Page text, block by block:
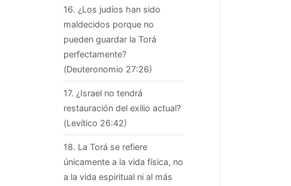
16. ¿Los judíos han sido
maldecidos porque no
pueden guardar la Torá
perfectamente?
(Deuteronomio 27:26)
17. ¿Israel no tendrá
restauración del exilio actual?
(Levítico 26:42)
18. La Torá se refiere
únicamente a la vida física, no
a la vida espiritual ni al más